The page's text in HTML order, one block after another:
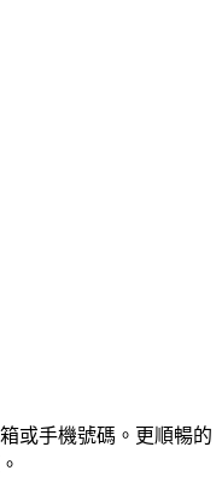
或手機號碼。更順暢的